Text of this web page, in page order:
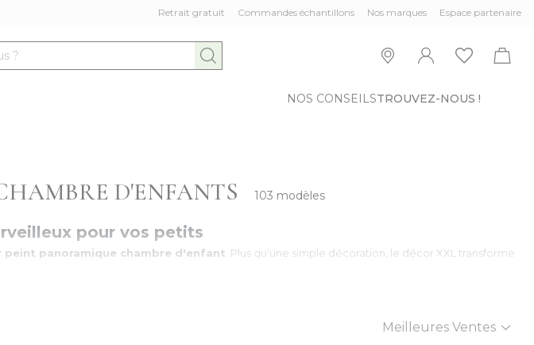
Retrait gratuit Commandes échantillons Nos marques Espace partenaire
?
NOS CONSEILSTROUVEZ-NOUS !
D'ENFANTS 103 modèles
pour vos petits
peint panoramique chambre d'enfant . Plus qu’une simple décoration, le décor XXL transforme
, aux motifs animaliers délicats et aux paysages naturels
Trier par